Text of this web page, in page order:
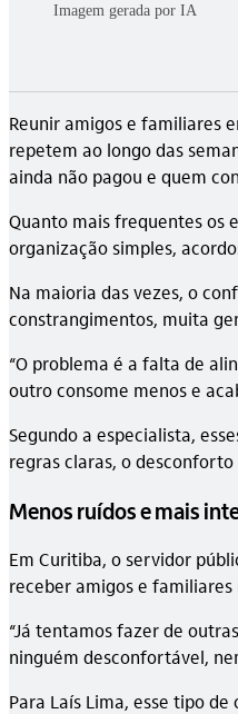
Imagem gerada por IA
Reunir amigos e familiares
repetem ao longo das
ainda não pagou e quem
Quanto mais frequentes os
organização simples,
Na maioria das vezes, o
constrangimentos, muita
“O problema é a falta de
outro consome menos e
Segundo a especialista,
regras claras, o
Menos ruídos e mais
Em Curitiba, o servidor
receber amigos e
“Já tentamos fazer de
ninguém desconfortável,
Para Laís Lima, esse tipo